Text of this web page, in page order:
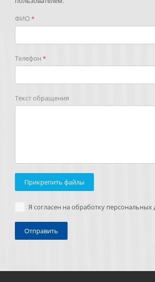
ФИО*
Телефон *
Текст обращения
Прикрепить файлы
Я согласен на обработку персональных